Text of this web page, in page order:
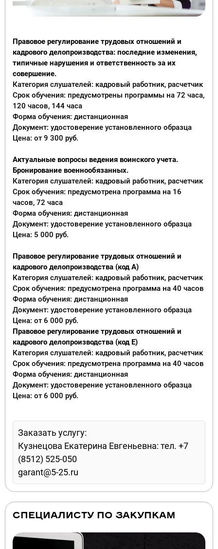
Правовое регулирование трудовых отношений и
кадрового делопроизводства: последние изменения,
типичные нарушения и ответственность за их
совершение.
Категория слушателей: кадровый работник, расчетчик
Срок обучения: предусмотрены программы на 72 часа,
120 часов, 144 часа
Форма обучения: дистанционная
Документ: удостоверение установленного образца
Цена: от 9 300 руб.
Актуальные вопросы ведения воинского учета.
Бронирование военнообязанных.
Категория слушателей: кадровый работник, расчетчик
Срок обучения: предусмотрена программа на 16
часов, 72 часа
Форма обучения: дистанционная
Документ: удостоверение установленного образца
Цена: 5 000 руб.
Правовое регулирование трудовых отношений и
кадрового делопроизводства (код А)
Категория слушателей: кадровый работник, расчетчик
Срок обучения: предусмотрена программа на 40 часов
Форма обучения: дистанционная
Документ: удостоверение установленного образца
Цена: от 6 000 руб.
Правовое регулирование трудовых отношений и
кадрового делопроизводства (код Е)
Категория слушателей: кадровый работник, расчетчик
Срок обучения: предусмотрена программа на 40 часов
Форма обучения: дистанционная
Документ: удостоверение установленного образца
Цена: от 6 000 руб.
Заказать услугу:
Кузнецова Екатерина Евгеньевна: тел. +7
(8512) 525-050
garant@5-25.ru
СПЕЦИАЛИСТУ ПО ЗАКУПКАМ